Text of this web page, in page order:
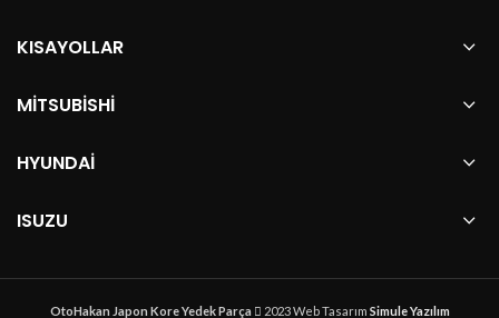
KISAYOLLAR
MITSUBISHI
HYUNDAI
ISUZU
OtoHakan Japon Kore Yedek Parça 2023 Web Tasarım Simule Yazılım